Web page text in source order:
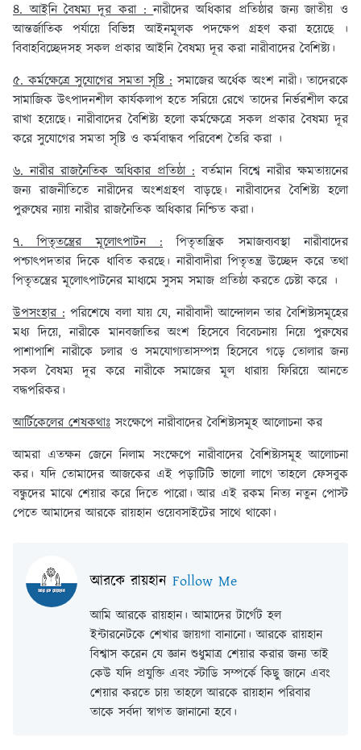
৪. আইনি বৈষম্য দূর করা :নারীদের অধিকার প্রতিষ্ঠার জন্য জাতীয় ও
আন্তর্জাতিক পর্যায়ে বিভিন্ন আইনমূলক পদক্ষেপ গ্রহণ করা হয়েছে ।
বিবাহবিচ্ছেদসহ সকল প্রকার আইনি বৈষম্য দূর করা নারীবাদের বৈশিষ্ট্য।
৫. কর্মক্ষেত্রে সুযোগের সমতা সৃষ্টি : সমাজের অর্ধেক অংশ নারী। তাদেরকে
সামাজিক উৎপাদনশীল কার্যকলাপ হতে সরিয়ে রেখে তাদের নির্ভরশীল করে
রাখা হয়েছে। নারীবাদের বৈশিষ্ট্য হলো কর্মক্ষেত্রে সকল প্রকার বৈষম্য দূর
করে সুযোগের সমতা সৃষ্টি ও কর্মবান্ধব পরিবেশ তৈরি করা ।
৬. নারীর রাজনৈতিক অধিকার প্রতিষ্ঠা :বর্তমান বিশ্বে নারীর ক্ষমতায়নের
জন্য রাজনীতিতে নারীদের অংশগ্রহণ বাড়ছে। নারীবাদের বৈশিষ্ট্য হলো
পুরুষের ন্যায় নারীর রাজনৈতিক অধিকার নিশ্চিত করা।
৭. পিতৃতন্ত্রের মূলোৎপাটন : পিতৃতান্ত্রিক সমাজব্যবস্থা নারীবাদের
পশ্চাৎপদতার দিকে ধাবিত করছে। নারীবাদীরা পিতৃতন্ত্র উচ্ছেদ করে তথা
পিতৃতন্ত্রের মূলোৎপাটনের মাধ্যমে সুসম সমাজ প্রতিষ্ঠা করতে চেষ্টা করে ।
উপসংহার :পরিশেষে বলা যায় যে, নারীবাদী আন্দোলন তার বৈশিষ্ট্যসমূহের
মধ্য দিয়ে, নারীকে মানবজাতির অংশ হিসেবে বিবেচনায় নিয়ে পুরুষের
পাশাপাশি নারীকে চলার ও সমযোগ্যতাসম্পন্ন হিসেবে গড়ে তোলার জন্য
সকল বৈষম্য দূর করে নারীকে সমাজের মূল ধারায় ফিরিয়ে আনতে
বদ্ধপরিকর।
আর্টিকেলের শেষকথাঃ সংক্ষেপে নারীবাদের বৈশিষ্ট্যসমূহ আলোচনা কর
আমরা এতক্ষন জেনে নিলাম সংক্ষেপে নারীবাদের বৈশিষ্ট্যসমূহ আলোচনা
কর। যদি তোমাদের আজকের এই পড়াটিটি ভালো লাগে তাহলে ফেসবুক
বন্ধুদের মাঝে শেয়ার করে দিতে পারো। আর এই রকম নিত্য নতুন পোস্ট
পেতে আমাদের আরকে রায়হান ওয়েবসাইটের সাথে থাকো।
আরকে রায়হান Follow Me
আমি আরকে রায়হান। আমাদের টার্গেট হল
ইন্টারনেটকে শেখার জায়গা বানানো। আরকে রায়হান
বিশ্বাস করেন যে জ্ঞান শুধুমাত্র শেয়ার করার জন্য তাই
কেউ যদি প্রযুক্তি এবং স্টাডি সম্পর্কে কিছু জানে এবং
শেয়ার করতে চায় তাহলে আরকে রায়হান পরিবার
তাকে সর্বদা স্বাগত জানানো হবে।